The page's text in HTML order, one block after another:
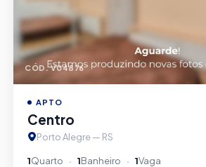
CÓD. V04876
APTO
Centro
Porto Alegre — RS
1Quarto 1Banheiro 1Vaga